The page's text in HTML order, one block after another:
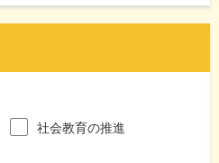
社会教育の推進